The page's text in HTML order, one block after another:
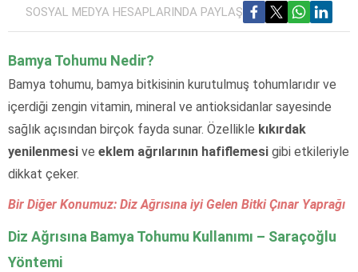
SOSYAL MEDYA HESAPLARINDA PAYLAŞ
Bamya Tohumu Nedir?
Bamya tohumu, bamya bitkisinin kurutulmuş tohumlarıdır ve
içerdiği zengin vitamin, mineral ve antioksidanlar sayesinde
sağlık açısından birçok fayda sunar. Özellikle kıkırdak
yenilenmesi ve eklem ağrılarının hafiflemesi gibi etkileriyle
dikkat çeker.
Bir Diğer Konumuz: Diz Ağrısına iyi Gelen Bitki Çınar Yaprağı
Diz Ağrısına Bamya Tohumu Kullanımı – Saraçoğlu
Yöntemi